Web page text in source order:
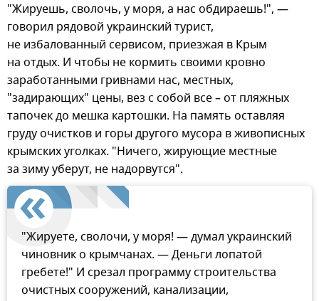
"Жируешь, сволочь, у моря, а нас обдираешь!", —
говорил рядовой украинский турист,
не избалованный сервисом, приезжая в Крым
на отдых. И чтобы не кормить своими кровно
заработанными гривнами нас, местных,
"задирающих" цены, вез с собой все – от пляжных
тапочек до мешка картошки. На память оставляя
груду очистков и горы другого мусора в живописных
крымских уголках. "Ничего, жирующие местные
за зиму уберут, не надорвутся".
"Жируете, сволочи, у моря! — думал украинский
чиновник о крымчанах. — Деньги лопатой
гребете!" И срезал программу строительства
очистных сооружений, канализации,